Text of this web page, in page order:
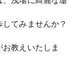
てみませんか？
教えいたしま